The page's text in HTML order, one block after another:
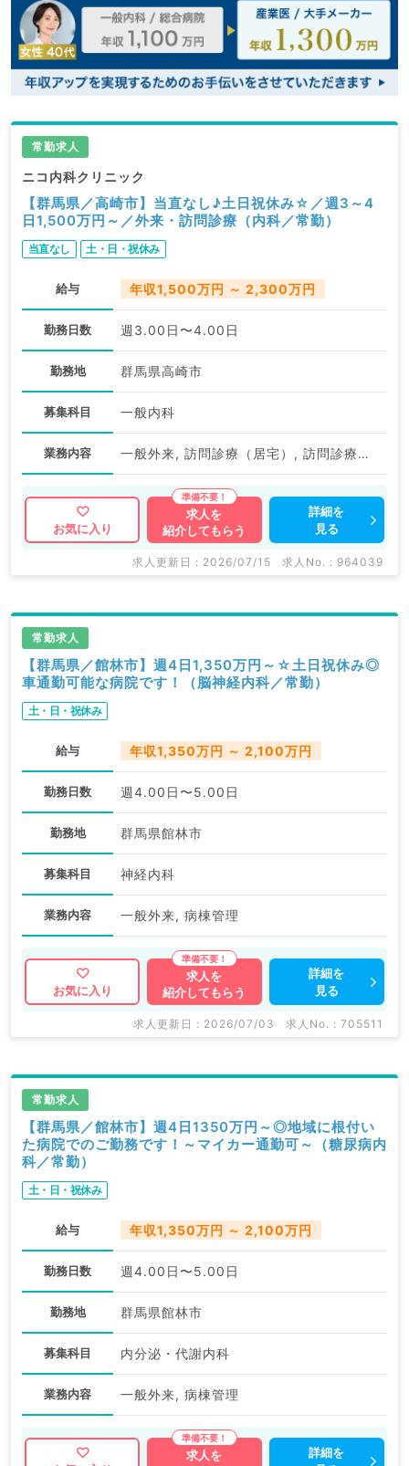
常勤求人
ニコ内科クリニック
【群馬県／高崎市】当直なし♪土日祝休み☆／週3～4
日1,500万円～／外来・訪問診療（内科／常勤）
当直なし 土・日・祝休み
給与 年収1,500万円 ～ 2,300万円
勤務日数 週3.00日〜4.00日
勤務地 群馬県高崎市
募集科目 一般内科
業務内容 一般外来, 訪問診療（居宅）, 訪問診療（施設）
お気に入り
求人を
紹介してもらう
詳細を
見る
求人更新日 : 2026/07/15 求人No. : 964039
常勤求人
【群馬県／館林市】週4日1,350万円～☆土日祝休み◎
車通勤可能な病院です！（脳神経内科／常勤）
土・日・祝休み
給与 年収1,350万円 ～ 2,100万円
勤務日数 週4.00日〜5.00日
勤務地 群馬県館林市
募集科目 神経内科
業務内容 一般外来, 病棟管理
お気に入り
求人を
紹介してもらう
詳細を
見る
求人更新日 : 2026/07/03 求人No. : 705511
常勤求人
【群馬県／館林市】週4日1350万円～◎地域に根付い
た病院でのご勤務です！～マイカー通勤可～（糖尿病内
科／常勤）
土・日・祝休み
給与 年収1,350万円 ～ 2,100万円
勤務日数 週4.00日〜5.00日
勤務地 群馬県館林市
募集科目 内分泌・代謝内科
業務内容 一般外来, 病棟管理
求人を
詳細を